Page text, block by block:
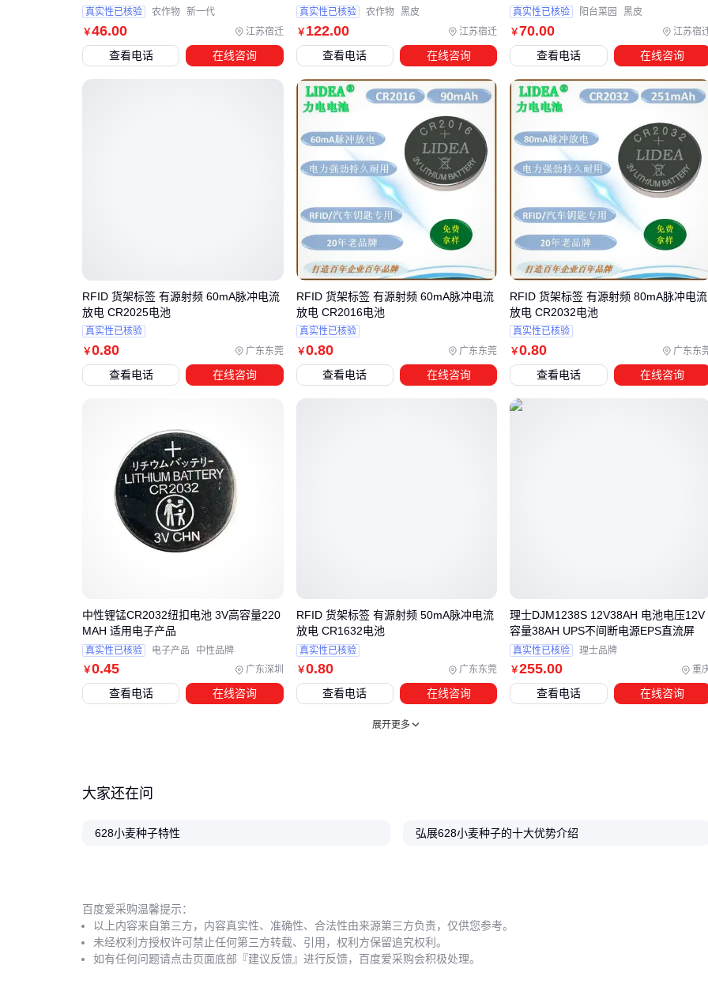
产量。
：半冬性或春性品种的选择需匹配当地种植季节。
：某些品种可能需要特定的肥料或田间管理措施才
能发挥最佳效果。
对于追求高产的用户，可以关注分蘖力强、成穗率高的品种，
这类种子在适宜条件下能充分发挥增产潜力。而对抗旱性要求
更高的场景，则需优先考虑根系发达、水分利用效率高的类
型。
值得注意的是，同一品种不同批次的种子可能在纯度和发芽率
上存在差异，这也是价格波动的潜在因素之一。
如果种植区域病虫害压力较大，抗病性可能成为关键选择标
准。某些品种对特定病害（如白粉病或条锈病）的抗性更强，
能显著降低后期防治成本。
选型时还需考虑与现有农机的适配性，例如株高适中的品种更
适合机械化收割。
确定基本需求后，建议向供应商索要近三年的区域试种数据，
实地考察周边同类品种的表现，这比单纯比较价格更能反映种
针对628小麦种子的特性，需要重点关注以下配套投入：
拌种剂：预防地下害虫和土传病害，提高出苗率。吡虫啉类
拌种剂对防治飞虱等害虫效果明显，而苯醚类拌种剂则更适
合预防纹枯病等病害。
的使用，而在干旱地区则应优先考虑
折。628小麦种子对播种时机和田间管理有特定要求，需要特
别注意以下几个环节：
￥46.00 江苏宿迁
真实性已核验 农作物 新一代
查看电话 在线咨询
￥ 122.00 江苏宿迁
真实性已核验 农作物 黑皮
查看电话 在线咨询
￥70.00 江苏宿
真实性已核验 阳台菜园 黑皮
查看电话 在线咨询
￥0.80 广东东莞
RFID 货架标签 有源射频 60mA脉冲电流
放电 CR2025电池
真实性已核验
查看电话 在线咨询
￥0.80 广东东莞
RFID 货架标签 有源射频 60mA脉冲电流
放电 CR2016电池
真实性已核验
查看电话 在线咨询
￥0.80 广东东
RFID 货架标签 有源射频 80mA脉冲电流
放电 CR2032电池
真实性已核验
查看电话 在线咨询
￥0.45 广东深圳
中性锂锰CR2032纽扣电池 3V高容量220
MAH 适用电子产品
真实性已核验 电子产品 中性品牌
查看电话 在线咨询
￥0.80 广东东莞
RFID 货架标签 有源射频 50mA脉冲电流
放电 CR1632电池
真实性已核验
查看电话 在线咨询
￥255.00 重
理士DJM1238S 12V38AH 电池电压12V
容量38AH UPS不间断电源EPS直流屏
真实性已核验 理士品牌
查看电话 在线咨询
展开更多
大家还在问
628小麦种子特性 弘展628小麦种子的十大优势介绍
百度爱采购温馨提示：
以上内容来自第三方，内容真实性、准确性、合法性由来源第三方负责，仅供您参考。
未经权利方授权许可禁止任何第三方转载、引用，权利方保留追究权利。
如有任何问题请点击页面底部『建议反馈』进行反馈，百度爱采购会积极处理。